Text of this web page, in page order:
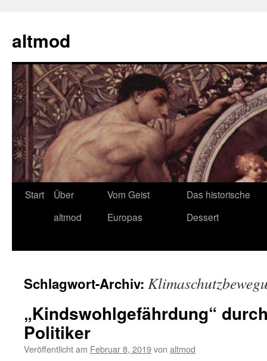
springen
altmod
Start
Über
altmod
Vom Geist
Europas
Das historische
Dessert
Schlagwort-Archiv:
„Kindswohlgefährdung“
Politiker
Veröffentlicht am Februar 8, 2019von altmod